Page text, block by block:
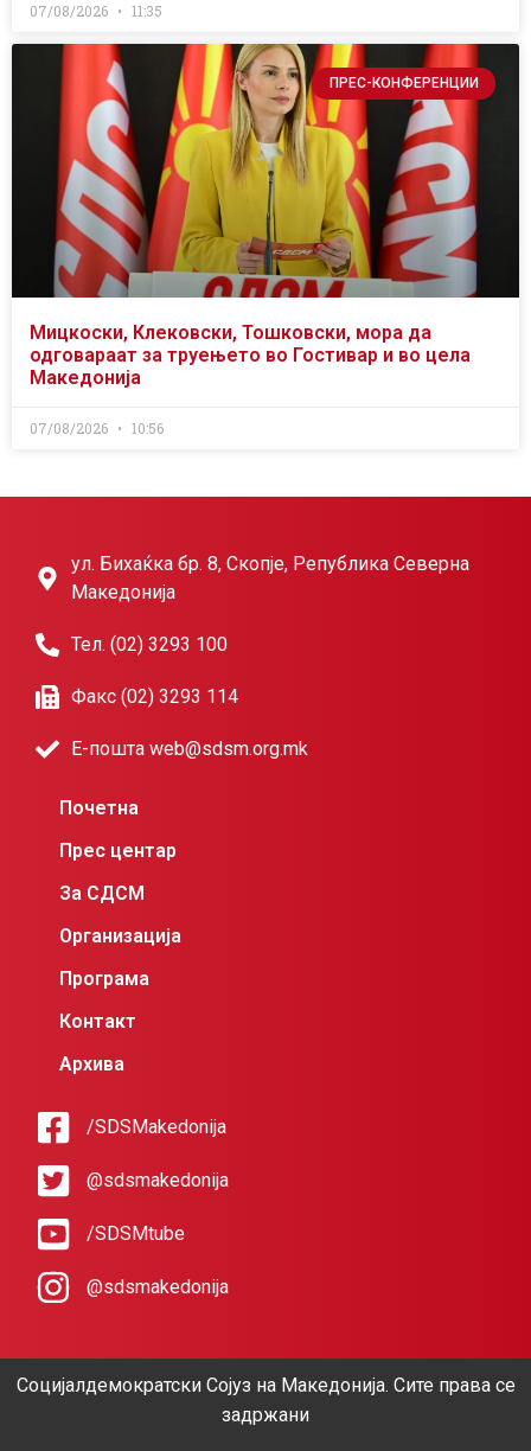
07/08/2026 11:35
ПРЕС-КОНФЕРЕНЦИИ
Мицкоски, Клековски, Тошковски, мора да
одговараат за труењето во Гостивар и во цела
Македонија
07/08/2026 10:56
ул. Бихаќка бр. 8, Скопје, Република Северна
Македонија
Тел. (02) 3293 100
Факс (02) 3293 114
Е-пошта web@sdsm.org.mk
Почетна
Прес центар
За СДСМ
Организација
Програма
Контакт
Архива
/SDSMakedonija
@sdsmakedonija
/SDSMtube
@sdsmakedonija
Социјалдемократски Сојуз на Македонија. Сите права се
задржани